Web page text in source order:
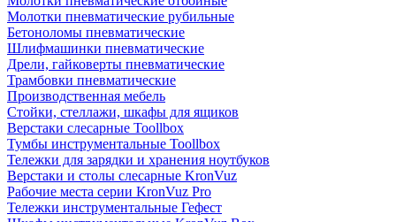
Молотки пневматические рубильные
Бетоноломы пневматические
Шлифмашинки пневматические
Дрели, гайковерты пневматические
Трамбовки пневматические
Производственная мебель
Стойки, стеллажи, шкафы для ящиков
Верстаки слесарные Toollbox
Тумбы инструментальные Toollbox
Тележки для зарядки и хранения ноутбуков
Верстаки и столы слесарные KronVuz
Рабочие места серии KronVuz Pro
Тележки инструментальные Гефест